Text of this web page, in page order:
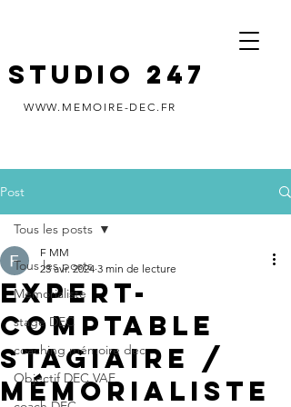
STUDIO 247
WWW.MEMOIRE-DEC.FR
Post
Tous les posts
Memorialiste
stage DEC
coaching mémoire dec
Objectif DEC VAE
Tous les posts
Expert-
comptable
stagiaire /
mémorialiste
F MM
23 avr. 2024 3 min de lecture